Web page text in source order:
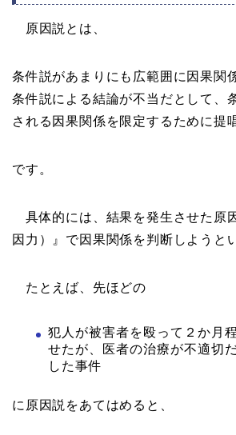
原因説とは、
条件説があまりにも広範囲に因果関
条件説による結論が不当だとして、
される因果関係を限定するために提
です。
具体的には、結果を発生させた原
因力）』で因果関係を判断しようと
たとえば、先ほどの
犯人が被害者を殴って２か月
せたが、医者の治療が不適切
した事件
に原因説をあてはめると、